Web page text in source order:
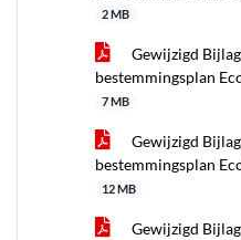
2 MB
Gewijzigd
bestemmingsplan
7 MB
Gewijzigd
bestemmingsplan
12 MB
Gewijzigd